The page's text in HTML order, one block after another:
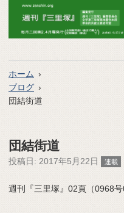
ホーム
ブログ
団結街道
団結街道
投稿日: 2017年5月22日 連載
週刊『三里塚』02頁（0968